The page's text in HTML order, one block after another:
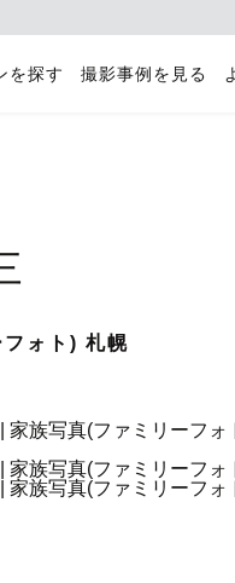
を探す 撮影事例を見る
ォト) 札幌